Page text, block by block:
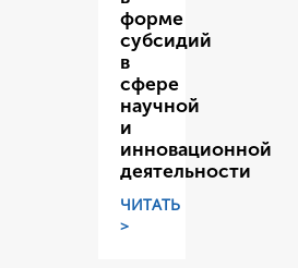
форме
субсидий
в
сфере
научной
и
инновационной
деятельности
ЧИТАТЬ
>